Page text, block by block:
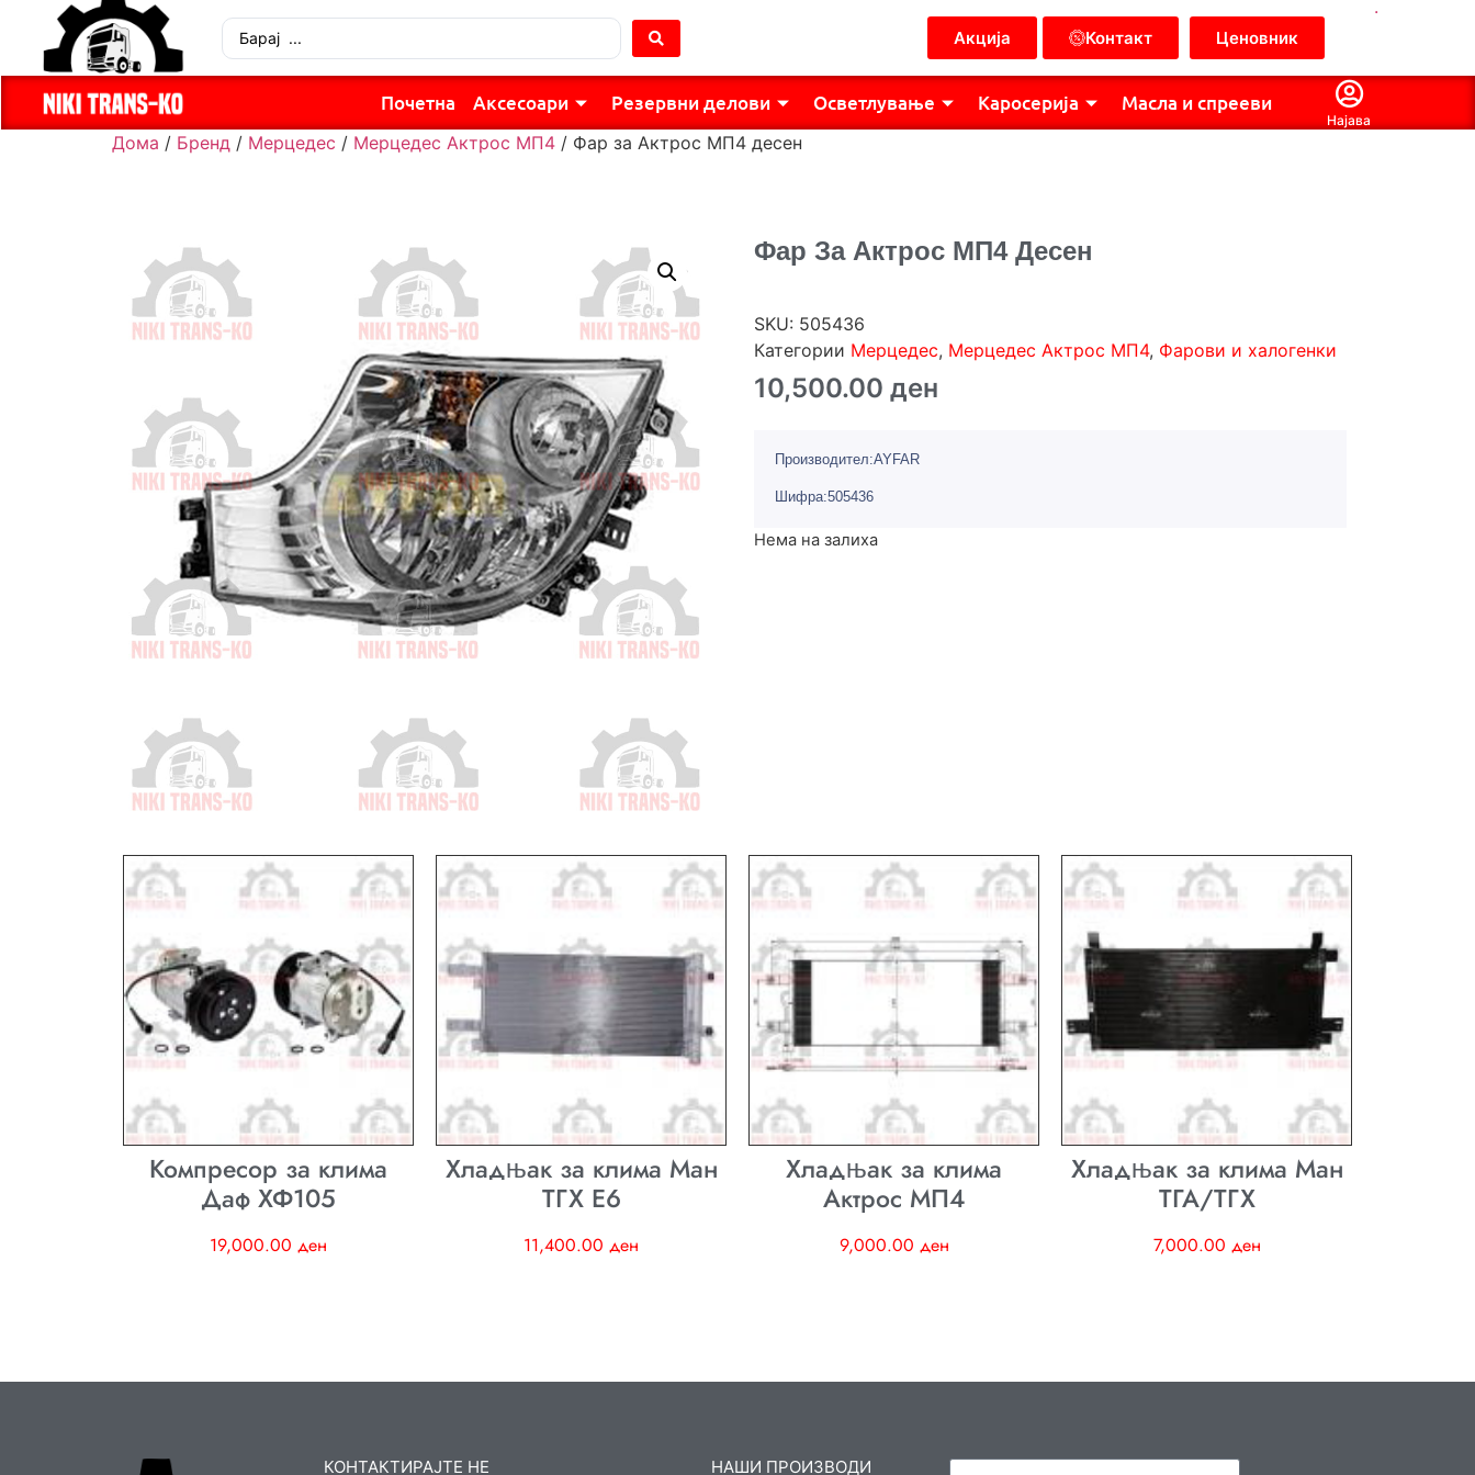
Акција Контакт Ценовник
.
Почетна Аксесоари Резервни делови Осветлување Каросерија Масла и спрееви
Најава
Дома / Бренд / Мерцедес / Мерцедес Актрос МП4 / Фар за Актрос МП4 десен
Фар За Актрос МП4 Десен
SKU: 505436
Категории Мерцедес, Мерцедес Актрос МП4, Фарови и халогенки
10,500.00 ден
Производител:AYFAR
Шифра:505436
Нема на залиха
Компресор за клима
Даф ХФ105
19,000.00 ден
Хладњак за клима Ман
ТГХ E6
11,400.00 ден
Хладњак за клима
Актрос МП4
9,000.00 ден
Хладњак за клима Ман
ТГА/ТГХ
7,000.00 ден
КОНТАКТИРАЈТЕ НЕ НАШИ ПРОИЗВОДИ